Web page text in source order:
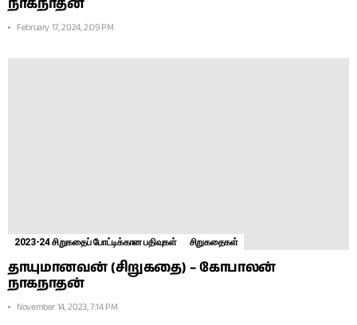
February 17, 2024, 2:09 PM
2023-24 சிறுகதைப் போட்டிக்கான பதிவுகள் சிறுகதைகள்
தாயுமானவன் (சிறுகதை) – கோபாலன்
நாகநாதன்
November 14, 2023, 7:14 PM